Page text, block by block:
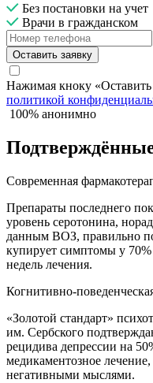
Без постановки на учет
Врачи в гражданском
Оставить заявку
Нажимая кноку «Оставить
политикой
100% анонимно
Современная
Препараты последнего
уровень серотонина,
данным ВОЗ, правильно
купирует симптомы у
недель лечения.
Когнитивно-
«Золотой стандарт»
им. Сербского
рецидива депрессии на
медикаментозное лечение,
негативными мыслями.